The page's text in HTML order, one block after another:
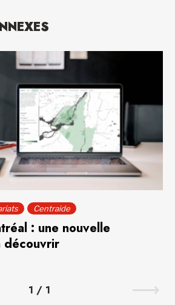
Centraide
: une nouvelle
découvrir
1 / 1